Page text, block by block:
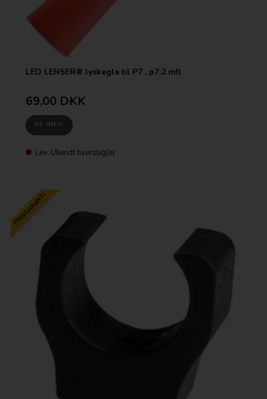
LED LENSER® lyskegle til P7 , p7.2 mfl
69,00 DKK
SE INFO
Lev. Ukendt hverdag(e)
PRISGARANTI